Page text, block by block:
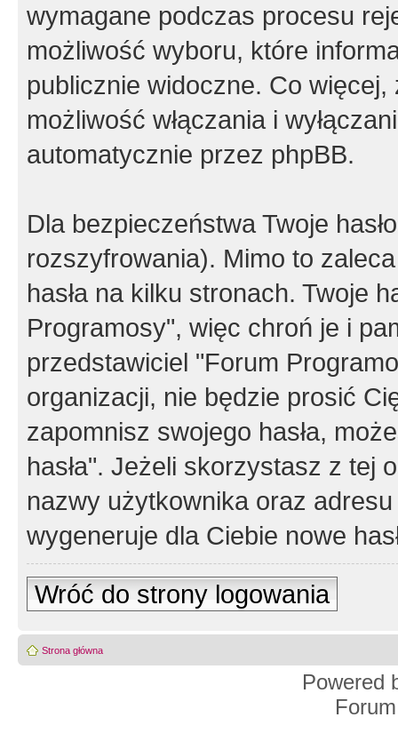
wymagane podczas procesu
możliwość wyboru, które
publicznie widoczne. Co
możliwość włączania i
automatycznie przez phpBB.
Dla bezpieczeństwa Twoje
rozszyfrowania). Mimo to
hasła na kilku stronach. Twoje
Programosy", więc chroń je i
przedstawiciel "Forum
organizacji, nie będzie prosić
zapomnisz swojego hasła,
hasła". Jeżeli skorzystasz z tej
nazwy użytkownika oraz
wygeneruje dla Ciebie nowe
Wróć do strony logowania
Strona główna
Powered